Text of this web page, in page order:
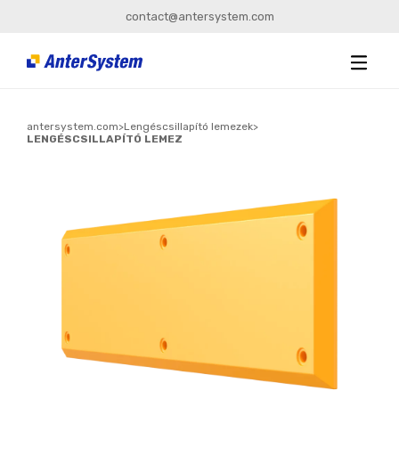
contact@antersystem.com
antersystem.com>Lengéscsillapító lemezek>
LENGÉSCSILLAPÍTÓ LEMEZ